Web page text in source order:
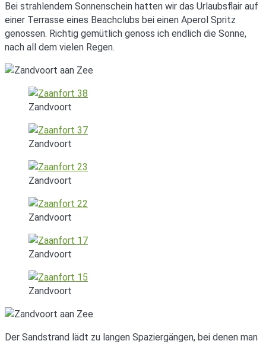
Bei strahlendem Sonnenschein hatten wir das Urlaubsflair auf
einer Terrasse eines Beachclubs bei einen Aperol Spritz
genossen. Richtig gemütlich genoss ich endlich die Sonne,
nach all dem vielen Regen.
Zandvoort
Zandvoort
Zandvoort
Zandvoort
Zandvoort
Zandvoort
Der Sandstrand lädt zu langen Spaziergängen, bei denen man